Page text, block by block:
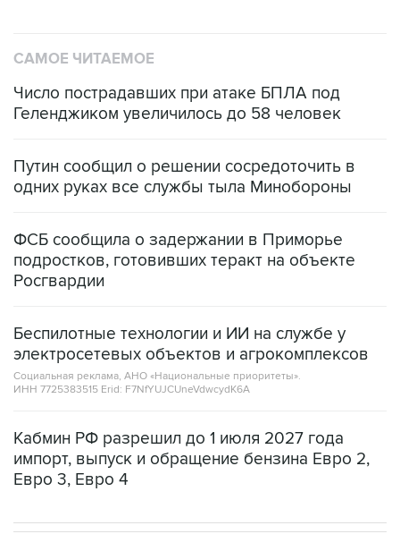
Число пострадавших при атаке БПЛА под
Путин сообщил о решении сосредоточить в
ФСБ сообщила о задержании в Приморье
Росгвардии
Беспилотные технологии и ИИ на службе у
Социальная реклама, АНО «Национальные приоритеты».
ИНН 7725383515 Erid: F7NfYUJCUneVdwcydK6A
Кабмин РФ разрешил до 1 июля 2027 года
Евро 3, Евро 4